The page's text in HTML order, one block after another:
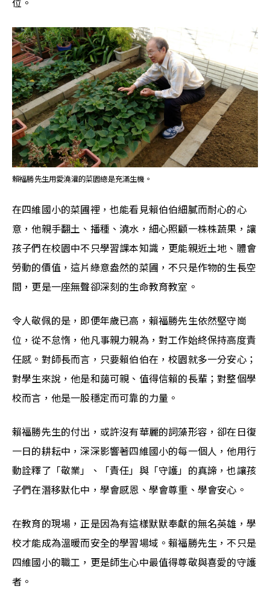
位。
賴福勝先生用愛澆灌的菜園總是充滿生機。
在四維國小的菜圃裡，也能看見賴伯伯細膩而耐心的心
意，他親手翻土、播種、澆水，細心照顧一株株蔬果，讓
孩子們在校園中不只學習課本知識，更能親近土地、體會
勞動的價值，這片綠意盎然的菜圃，不只是作物的生長空
間，更是一座無聲卻深刻的生命教育教室。
令人敬佩的是，即便年歲已高，賴福勝先生依然堅守崗
位，從不怠惰，他凡事親力親為，對工作始終保持高度責
任感。對師長而言，只要賴伯伯在，校園就多一分安心；
對學生來說，他是和藹可親、值得信賴的長輩；對整個學
校而言，他是一股穩定而可靠的力量。
賴福勝先生的付出，或許沒有華麗的詞藻形容，卻在日復
一日的耕耘中，深深影響著四維國小的每一個人，他用行
動詮釋了「敬業」、「責任」與「守護」的真諦，也讓孩
子們在潛移默化中，學會感恩、學會尊重、學會安心。
在教育的現場，正是因為有這樣默默奉獻的無名英雄，學
校才能成為溫暖而安全的學習場域。賴福勝先生，不只是
四維國小的職工，更是師生心中最值得尊敬與喜愛的守護
者。